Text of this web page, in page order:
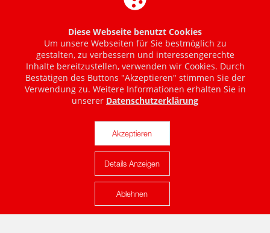
Karte anzeigen
Diese Webseite benutzt Cookies
Um unsere Webseiten für Sie bestmöglich zu
gestalten, zu verbessern und interessengerechte
Inhalte bereitzustellen, verwenden wir Cookies. Durch
Bestätigen des Buttons "Akzeptieren" stimmen Sie der
Verwendung zu. Weitere Informationen erhalten Sie in
unserer Datenschutzerklärung
Akzeptieren
Details Anzeigen
Ablehnen